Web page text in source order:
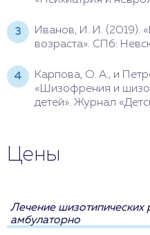
Иванов, И. И. (2019).
возраста». СПб:
Карпова, О. А., и
«Шизофрения и
детей». Журнал
Цены
Лечение шизотипических
амбулаторно